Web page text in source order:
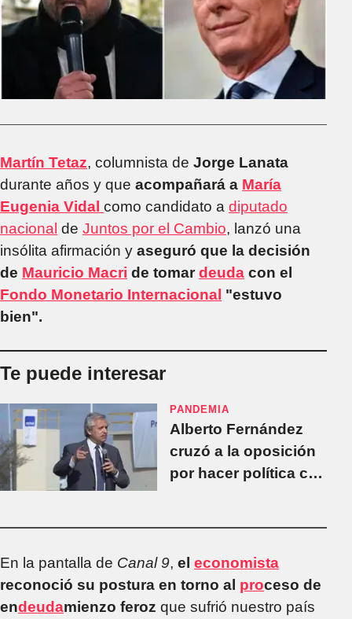
Martín Tetaz, columnista de Jorge Lanata
durante años y que acompañará a María
Eugenia Vidal como candidato a diputado
nacional de Juntos por el Cambio, lanzó una
insólita afirmación y aseguró que la decisión
de Mauricio Macri de tomardeuda con el
Fondo Monetario Internacional "estuvo
bien".
Te puede interesar
PANDEMIA
Alberto Fernández
cruzó a la oposición
por hacer política con
muertos​​​​​​​"
En la pantalla de Canal 9, el economista
reconoció su postura en torno al proceso de
endeudamienzo feroz que sufrió nuestro país